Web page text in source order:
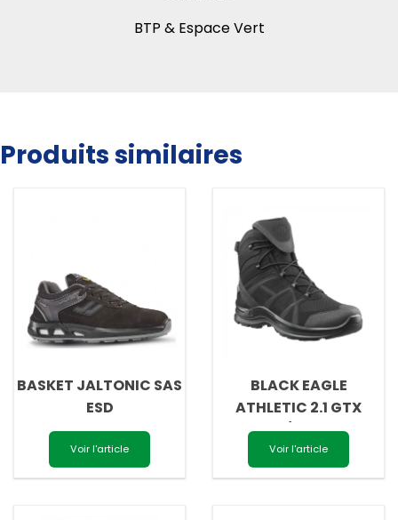
BTP & Espace Vert
Produits similaires
BASKET JALTONIC SAS
ESD
Voir l'article
BLACK EAGLE
ATHLETIC 2.1 GTX
MID/BLACK
Voir l'article